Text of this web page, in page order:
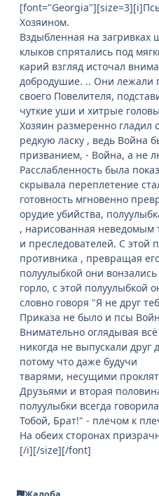
Хозяином.
Вздыбленная на загривках
клыков спрятались под
карий взгляд источал
добродушие. .. Они лежали
своего Повелителя,
чуткие уши и хитрые
Хозяин размеренно гладил
редкую ласку , ведь Война
призванием, - Война, а не
Расслабленность была
скрывала переплетение
готовность мгновенно
орудие убийства,
, нарисованная неведомым
и преследователей. С этой
противника , превращая
полуулыбкой они
горло, с этой полуулыбкой
словно говоря "Я не друг
Приказа не было и псы
Внимательно оглядывая
никогда не выпускали друг
потому что даже будучи
тварями, несущими
Друзьями и вторая
полуулыбки всегда
Тобой, Брат!" - плечом к
На обеих сторонах
[/i][/size][/font]